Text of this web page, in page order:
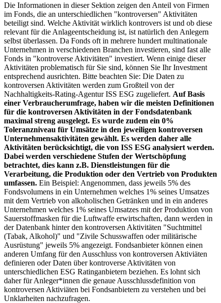
Die Informationen in dieser Sektion zeigen den Anteil von Firmen
im Fonds, die an unterschiedlichen "kontroversen" Aktivitäten
beteiligt sind. Welche Aktivität wirklich kontrovers ist und ob diese
relevant für die Anlageentscheidung ist, ist natürlich den Anlegern
selbst überlassen. Da Fonds oft in mehrere hundert multinationale
Unternehmen in verschiedenen Branchen investieren, sind fast alle
Fonds in "kontroverse Aktivitäten" investiert. Wenn einige dieser
Aktivitäten problematisch für Sie sind, können Sie Ihr Investment
entsprechend ausrichten. Bitte beachten Sie: Die Daten zu
kontroversen Aktivitäten werden zum Großteil von der
Nachhaltigkeits-Rating-Agentur ISS ESG zugeliefert. Auf Basis
einer Verbraucherumfrage, haben wir die meisten Definitionen
für die kontroversen Aktivitäten in der Fondsdatenbank
maximal streng ausgelegt. Es wurde zudem ein 0%
Toleranzniveau für Umsätze in den jeweiligen kontroversen
Unternehmensaktivitäten gewählt. Es werden daher alle
Aktivitäten berücksichtigt, die von ISS ESG analysiert werden.
Dabei werden verschiedene Stufen der Wertschöpfung
betrachtet, dies kann z.B. Dienstleistungen für die
Verarbeitung, die Produktion oder den Vertrieb von Produkten
umfassen. Ein Beispiel: Angenommen, dass jeweils 5% des
Fondsvolumens in ein Unternehmen welches 1% seines Umsatzes
mit dem Vertrieb von alkoholischen Getränken und in ein anderes
Unternehmen welches 1% seines Umsatzes mit der Produktion von
Sauerstoffmasken für die Luftwaffe erwirtschaften, dann werden in
der Datenbank hinter den kontroversen Aktivitäten "Suchtmittel
(Tabak, Alkohol)" und "Zivile Schusswaffen oder militärische
Ausrüstung" jeweils 5% angezeigt. Fondsanbieter können einen
anderen Umfang für den Ausschluss von kontroversen Aktiviäten
definieren oder Daten über kontroverse Aktivitäten von
unterschiedlichen ESG Ratinganbietern beziehen. Es lohnt sich
daher für Anleger*innen die genaue Ausschlussdefinition von
kontroversen Aktiviäten bei Fondsanbietern zu verstehen und bei
Unklarheiten nachzufragen.